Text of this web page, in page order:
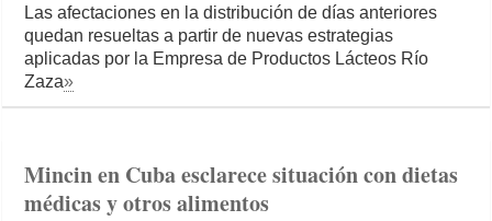
Las afectaciones en la distribución de días anteriores
quedan resueltas a partir de nuevas estrategias
aplicadas por la Empresa de Productos Lácteos Río
Zaza»
Mincin en Cuba esclarece situación con dietas
médicas y otros alimentos